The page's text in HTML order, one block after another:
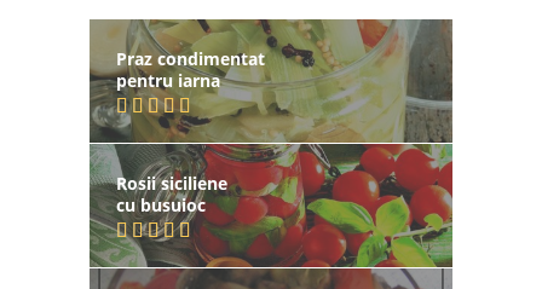
Praz condimentat
pentru iarna
Rosii siciliene
cu busuioc